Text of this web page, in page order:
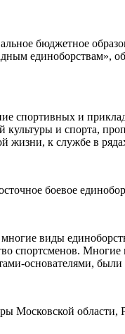
бюджетное
единоборствам»,
спортивных и
культуры и спорта,
жизни, к службе в
боевое
виды
спортсменов.
основателями,